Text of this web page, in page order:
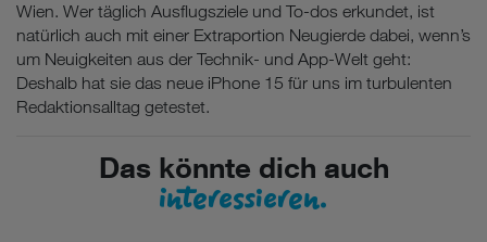
Wien. Wer täglich Ausflugsziele und To-dos erkundet, ist
natürlich auch mit einer Extraportion Neugierde dabei, wenn’s
um Neuigkeiten aus der Technik- und App-Welt geht:
Deshalb hat sie das neue iPhone 15 für uns im turbulenten
Redaktionsalltag getestet.
Das könnte dich auch
interessieren.